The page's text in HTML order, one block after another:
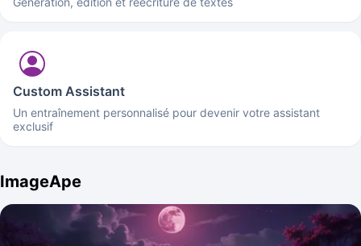
Custom Assistant
Un entraînement personnalisé pour devenir votre assistant
exclusif
ImageApe